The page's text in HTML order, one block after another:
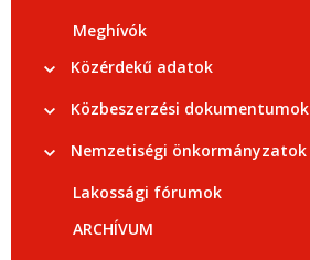
Meghívók
Közérdekű adatok
Közbeszerzési dokumentumok
Nemzetiségi önkormányzatok
Lakossági fórumok
ARCHÍVUM